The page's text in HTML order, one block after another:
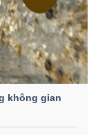
không gian